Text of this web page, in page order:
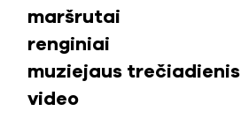
maršrutai
renginiai
muziejaus trečiadienis
video